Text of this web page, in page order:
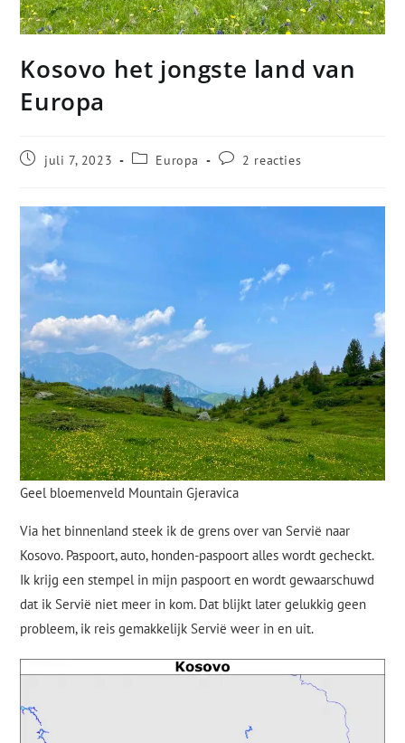
Kosovo het jongste land van
Europa
juli 7, 2023 Europa 2 reacties
Geel bloemenveld Mountain Gjeravica
Via het binnenland steek ik de grens over van Servië naar
Kosovo. Paspoort, auto, honden-paspoort alles wordt gecheckt.
Ik krijg een stempel in mijn paspoort en wordt gewaarschuwd
dat ik Servië niet meer in kom. Dat blijkt later gelukkig geen
probleem, ik reis gemakkelijk Servië weer in en uit.